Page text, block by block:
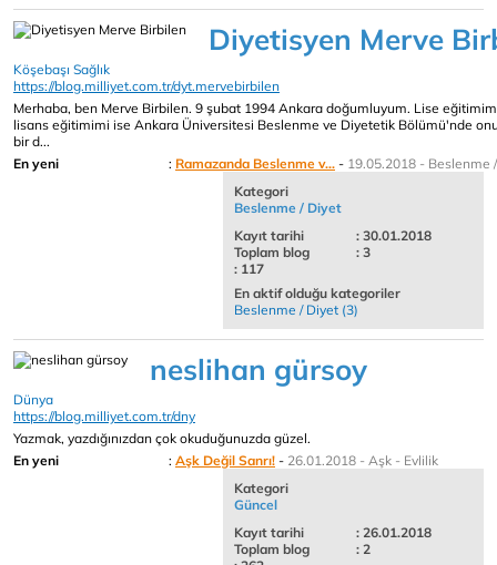
Diyetisyen Merve
Köşebaşı Sağlık
https://blog.milliyet.com.tr/dyt.mervebirbilen
Merhaba, ben Merve Birbilen. 9 şubat 1994 Ankara doğumluyum. Lise
lisans eğitimimi ise Ankara Üniversitesi Beslenme ve Diyetetik Bölümü'nde
bir d...
En yeni
: Ramazanda Beslenme v... - 19.05.2018 - Beslenme
Kategori
Beslenme / Diyet
Kayıt tarihi
: 30.01.2018
Toplam blog
: 3
: 117
En aktif olduğu kategoriler
Beslenme / Diyet (3)
neslihan gürsoy
Dünya
https://blog.milliyet.com.tr/dny
Yazmak, yazdığınızdan çok okuduğunuzda güzel.
En yeni
: Aşk Değil Sanrı! - 26.01.2018 - Aşk - Evlilik
Kategori
Güncel
Kayıt tarihi
: 26.01.2018
Toplam blog
: 2